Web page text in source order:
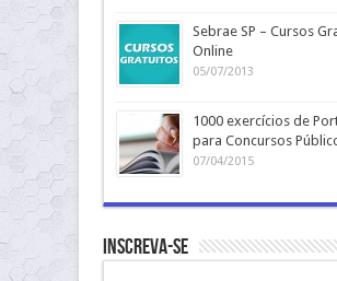
Sebrae SP – Cursos
Online
05/07/2013
1000 exercícios de
para Concursos
07/04/2015
Inscreva-se